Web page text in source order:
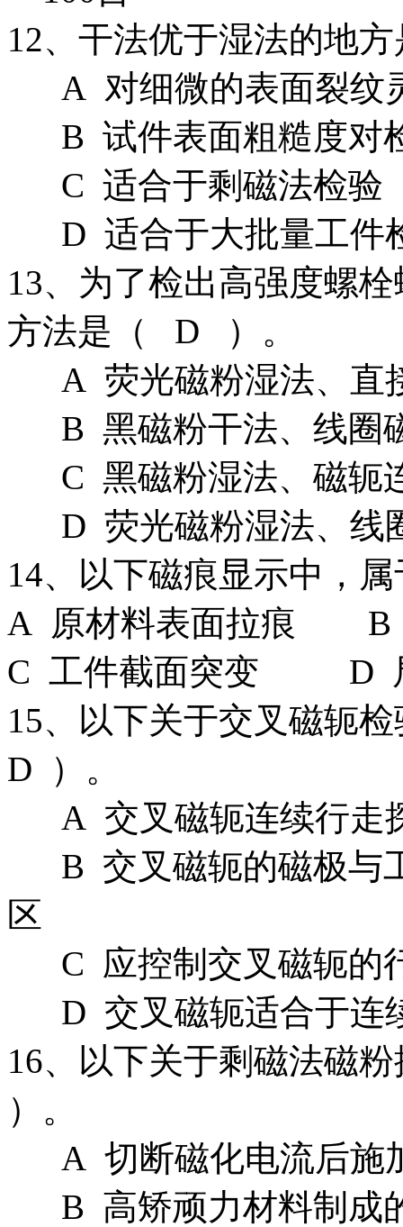
12、干法优于湿法的地
A 对细微的表面裂纹
B 试件表面粗糙度对
C 适合于剩磁法检验
D 适合于大批量工件
13、为了检出高强度螺
方法是（ D ）。
A 荧光磁粉湿法、直
B 黑磁粉干法、线圈
C 黑磁粉湿法、磁轭
D 荧光磁粉湿法、线
14、以下磁痕显示中，
A 原材料表面拉痕 B
C 工件截面突变 D
15、以下关于交叉磁轭
D ）。
A 交叉磁轭连续行走
B 交叉磁轭的磁极与
区
C 应控制交叉磁轭的
D 交叉磁轭适合于连
16、以下关于剩磁法磁
）。
A 切断磁化电流后施
B 高矫顽力材料制成